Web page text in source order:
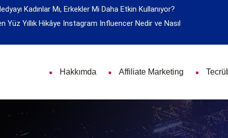
Kadınlar Mı, Erkekler Mi Daha Etkin Kullanıyor?
Yüz Yıllık Hikâye Instagram Influencer Nedir ve Nasıl
Hakkımda Affiliate Marketing